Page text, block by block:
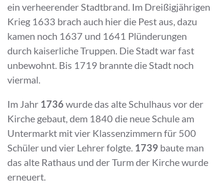
ein verheerender Stadtbrand. Im Dreißigjährigen
Krieg 1633 brach auch hier die Pest aus, dazu
kamen noch 1637 und 1641 Plünderungen
durch kaiserliche Truppen. Die Stadt war fast
unbewohnt. Bis 1719 brannte die Stadt noch
viermal.
Im Jahr 1736 wurde das alte Schulhaus vor der
Kirche gebaut, dem 1840 die neue Schule am
Untermarkt mit vier Klassenzimmern für 500
Schüler und vier Lehrer folgte. 1739 baute man
das alte Rathaus und der Turm der Kirche wurde
erneuert.